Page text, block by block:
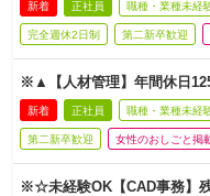
新着 正社員 職種・業種未経
完全週休2日制 第二新卒歓迎
※▲【人材管理】年間休日
新着 正社員 職種・業種未経
第二新卒歓迎 女性のおしごと掲
※☆未経験OK【CAD事務】